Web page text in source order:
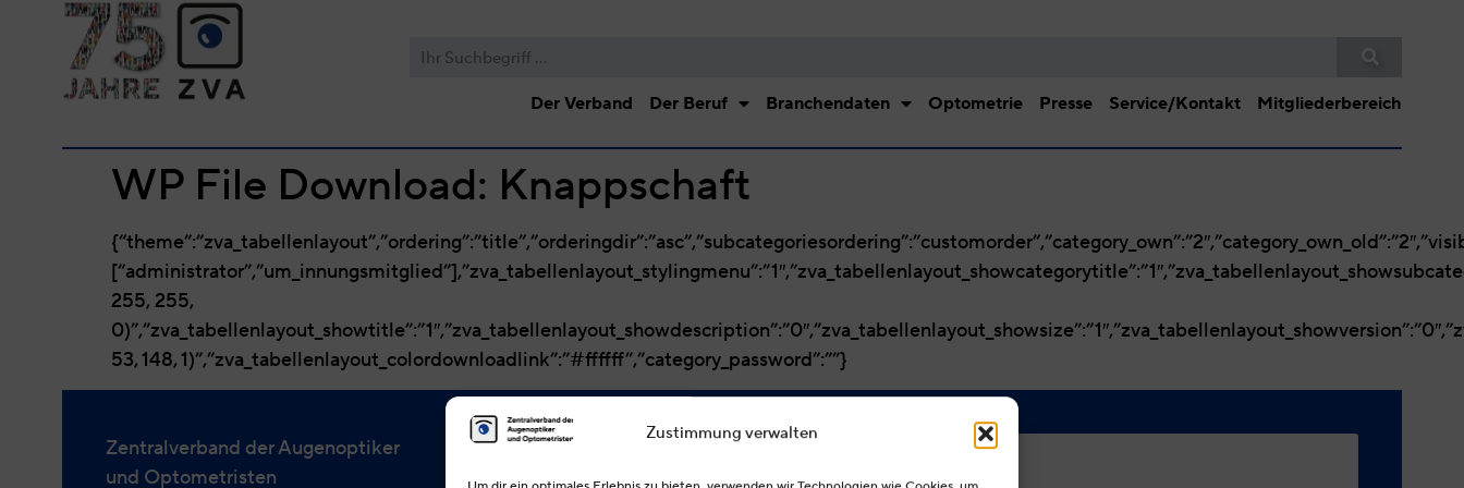
Zustimmung verwalten
Der Verband Der Beruf Branchendaten Optometrie Presse Service/Kontakt Mitgliederbereich
WP File Download: Knappschaft
255, 255,
53, 148, 1)”,”zva_tabellenlayout_colordownloadlink”:”#ffffff”,”category_password”:””}
Zentralverband der Augenoptiker
und Optometristen